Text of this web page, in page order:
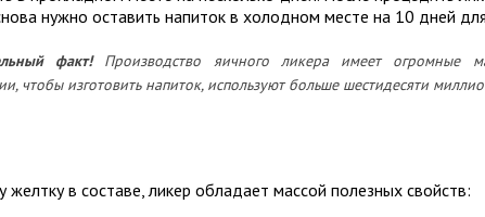
нужно оставить напиток в холодном месте на 10 дней
факт!
Производство яичного ликера имеет огромные
чтобы изготовить напиток, используют больше шестидесяти
желтку в составе, ликер обладает массой полезных свойств: